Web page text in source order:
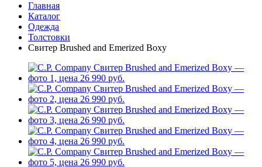
Главная
Каталог
Одежда
Толстовки
Свитер Brushed and Emerized Boxy